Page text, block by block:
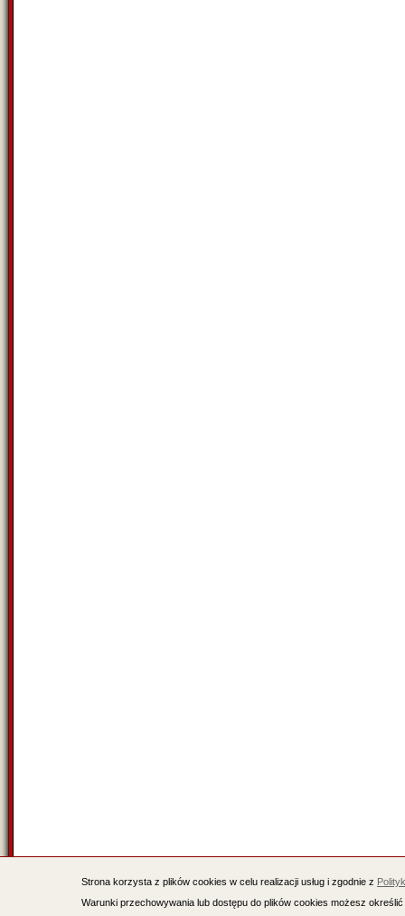
Strona korzysta z plików cookies w celu realizacji usług i zgodnie z
Warunki przechowywania lub dostępu do plików cookies możesz